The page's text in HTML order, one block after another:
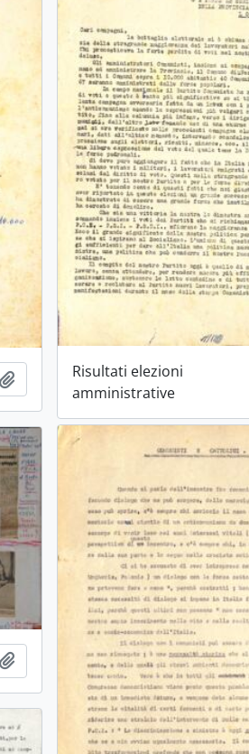
Aggiungi all'area di lavoro
Risultati elezioni
amministrative
Aggiungi all'area di lavoro